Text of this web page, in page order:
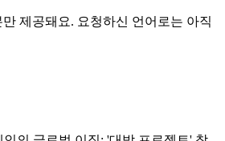
제공돼요. 요청하신 언어로는 아직